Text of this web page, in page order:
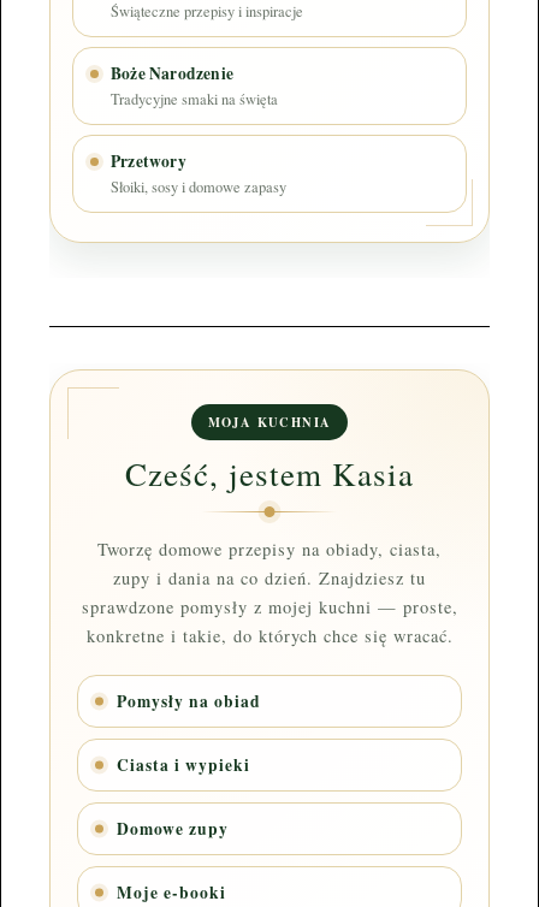
Świąteczne przepisy i inspiracje
Boże Narodzenie
Tradycyjne smaki na święta
Przetwory
Słoiki, sosy i domowe zapasy
MOJA KUCHNIA
Cześć, jestem Kasia
Tworzę domowe przepisy na obiady, ciasta,
zupy i dania na co dzień. Znajdziesz tu
sprawdzone pomysły z mojej kuchni — proste,
konkretne i takie, do których chce się wracać.
Pomysły na obiad
Ciasta i wypieki
Domowe zupy
Moje e-booki